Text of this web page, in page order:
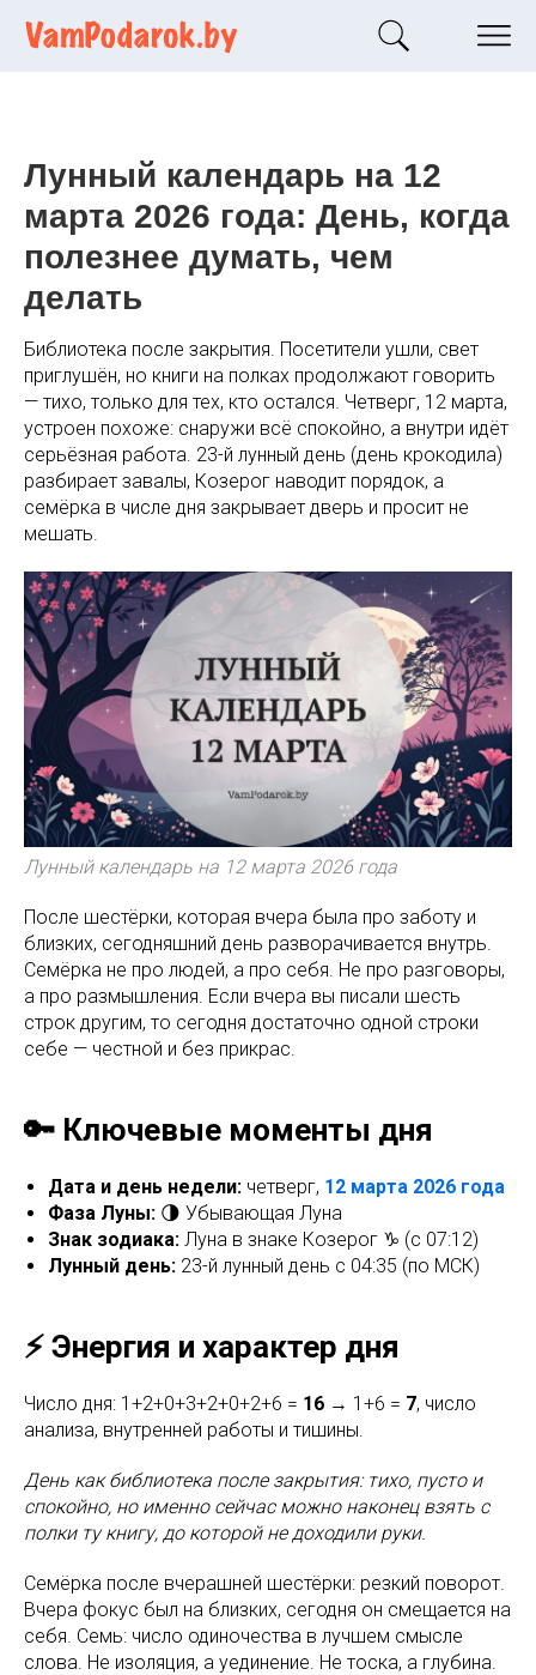
Лунный календарь на 12
марта 2026 года: День, когда
полезнее думать, чем
делать
Библиотека после закрытия. Посетители ушли, свет
приглушён, но книги на полках продолжают говорить
— тихо, только для тех, кто остался. Четверг, 12 марта,
устроен похоже: снаружи всё спокойно, а внутри идёт
серьёзная работа. 23-й лунный день (день крокодила)
разбирает завалы, Козерог наводит порядок, а
семёрка в числе дня закрывает дверь и просит не
мешать.
Лунный календарь на 12 марта 2026 года
После шестёрки, которая вчера была про заботу и
близких, сегодняшний день разворачивается внутрь.
Семёрка не про людей, а про себя. Не про разговоры,
а про размышления. Если вчера вы писали шесть
строк другим, то сегодня достаточно одной строки
себе — честной и без прикрас.
🔑 Ключевые моменты дня
Дата и день недели: четверг, 12 марта 2026 года
Фаза Луны: 🌗 Убывающая Луна
Знак зодиака: Луна в знаке Козерог ♑ (с 07:12)
Лунный день: 23-й лунный день с 04:35 (по МСК)
⚡ Энергия и характер дня
Число дня: 1+2+0+3+2+0+2+6 = 16 → 1+6 = 7, число
анализа, внутренней работы и тишины.
День как библиотека после закрытия: тихо, пусто и
спокойно, но именно сейчас можно наконец взять с
полки ту книгу, до которой не доходили руки.
Семёрка после вчерашней шестёрки: резкий поворот.
Вчера фокус был на близких, сегодня он смещается на
себя. Семь: число одиночества в лучшем смысле
слова. Не изоляция, а уединение. Не тоска, а глубина.